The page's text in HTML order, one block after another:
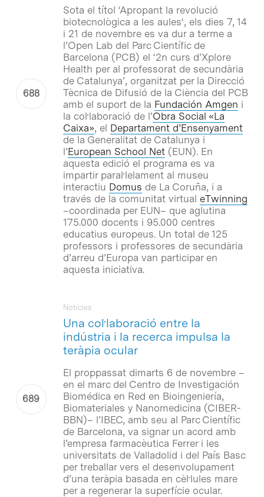
Sota el títol ‘Apropant la revolució
biotecnològica a les aules‘, els dies 7, 14
i 21 de novembre es va dur a terme a
l’Open Lab del Parc Científic de
Barcelona (PCB) el ‘2n curs d’Xplore
Health per al professorat de secundària
de Catalunya’, organitzat per la Direcció
Tècnica de Difusió de la Ciència del PCB
amb el suport de la Fundación Amgen i
la col·laboració de l’Obra Social «La
Caixa», el Departament d’Ensenyament
de la Generalitat de Catalunya i
l’European School Net(EUN). En
aquesta edició el programa es va
impartir paral·lelament al museu
interactiu Domus de La Coruña, i a
través de la comunitat virtual eTwinning
–coordinada per EUN– que aglutina
175.000 docents i 95.000 centres
educatius europeus. Un total de 125
professors i professores de secundària
d’arreu d’Europa van participar en
aquesta iniciativa.
Una col·laboració entre la
indústria i la recerca impulsa la
teràpia ocular
Notícies
El proppassat dimarts 6 de novembre –
en el marc del Centro de Investigación
Biomédica en Red en Bioingeniería,
Biomateriales y Nanomedicina (CIBER-
BBN)– l’IBEC, amb seu al Parc Científic
de Barcelona, va signar un acord amb
l’empresa farmacèutica Ferrer i les
universitats de Valladolid i del País Basc
per treballar vers el desenvolupament
d’una teràpia basada en cèl·lules mare
per a regenerar la superfície ocular.